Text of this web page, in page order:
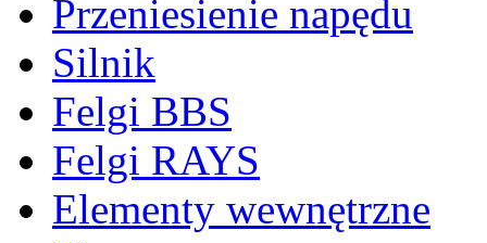
Przeniesienie napędu
Silnik
Felgi BBS
Felgi RAYS
Elementy wewnętrzne